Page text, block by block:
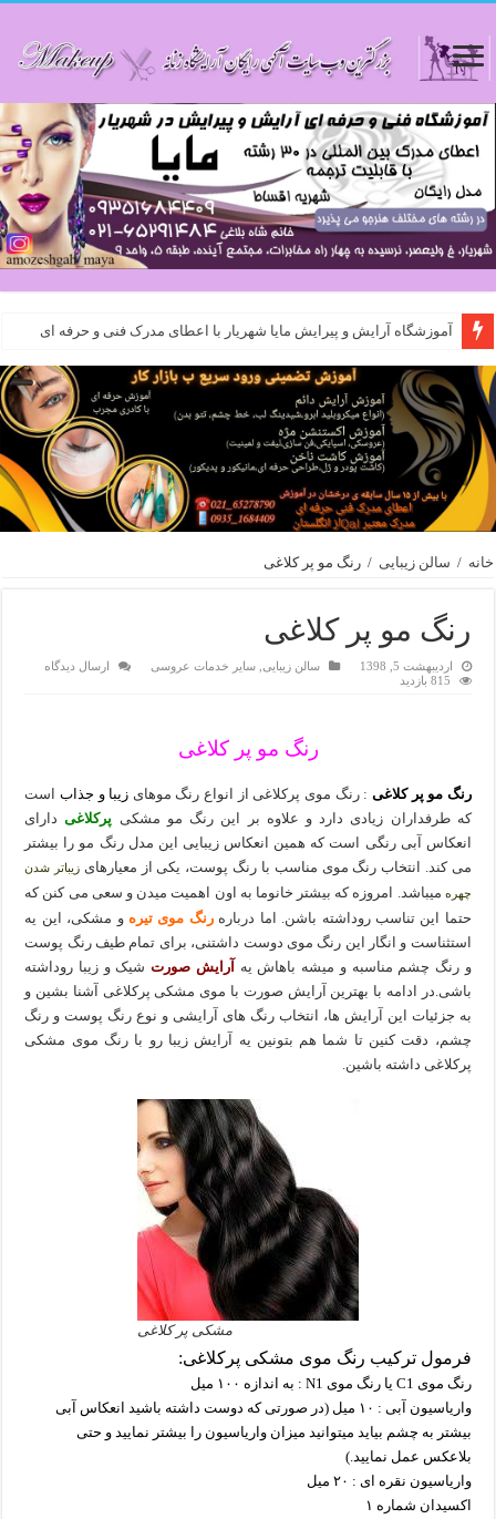
آموزشگاه آرایش و پیرایش مایا شهریار با اعطای مدرک فنی و حرفه ای
خانه / سالن زیبایی / رنگ مو پر کلاغی
رنگ مو پر کلاغی
اردیبهشت 5, 1398 سالن زیبایی ,سایر خدمات عروسی
ارسال دیدگاه
815 بازدید
رنگ مو پر کلاغی
رنگ مو پر کلاغی : رنگ موی پرکلاغی از انواع رنگ موهای زیبا و جذاب است
که طرفداران زیادی دارد و علاوه بر این رنگ مو مشکی پرکلاغی دارای
انعکاس آبی رنگی است که همین انعکاس زیبایی این مدل رنگ مو را بیشتر
می کند. انتخاب رنگ موی مناسب با رنگ پوست، یکی از معیارهای زیباتر شدن
چهره میباشد. امروزه که بیشتر خانوما به اون اهمیت میدن و سعی می کنن که
حتما این تناسب روداشته باشن. اما درباره رنگ موی تیره و مشکی، این یه
استثناست و انگار این رنگ موی دوست داشتنی، برای تمام طیف رنگ پوست
و رنگ چشم مناسبه و میشه باهاش یه آرایش صورت شیک و زیبا روداشته
باشی.در ادامه با بهترین آرایش صورت با موی مشکی پرکلاغی آشنا بشین و
به جزئیات این آرایش ها، انتخاب رنگ های آرایشی و نوع رنگ پوست و رنگ
چشم، دقت کنین تا شما هم بتونین یه آرایش زیبا رو با رنگ موی مشکی
پرکلاغی داشته باشین.
مشکی پر کلاغی
فرمول ترکیب رنگ موی مشکی پرکلاغی:
رنگ موی C1 یا رنگ موی N1 : به اندازه ۱۰۰ میل
واریاسیون آبی : ۱۰ میل (در صورتی که دوست داشته باشید انعکاس آبی
بیشتر به چشم بیاید میتوانید میزان واریاسیون را بیشتر نمایید و حتی
بلاعکس عمل نمایید.)
واریاسیون نقره ای : ۲۰ میل
اکسیدان شماره ۱